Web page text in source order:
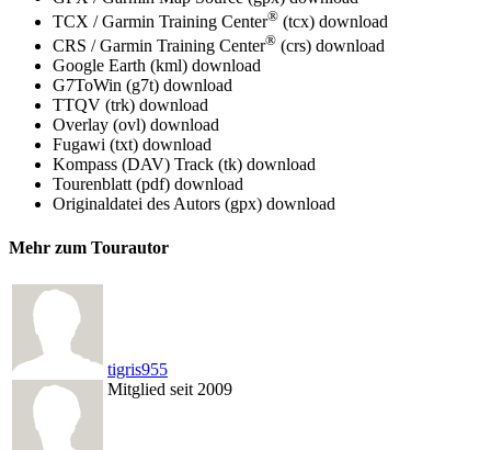
TCX / Garmin Training Center® (tcx) download
CRS / Garmin Training Center® (crs) download
Google Earth (kml) download
G7ToWin (g7t) download
TTQV (trk) download
Overlay (ovl) download
Fugawi (txt) download
Kompass (DAV) Track (tk) download
Tourenblatt (pdf) download
Originaldatei des Autors (gpx) download
Mehr zum Tourautor
tigris955
Mitglied seit 2009